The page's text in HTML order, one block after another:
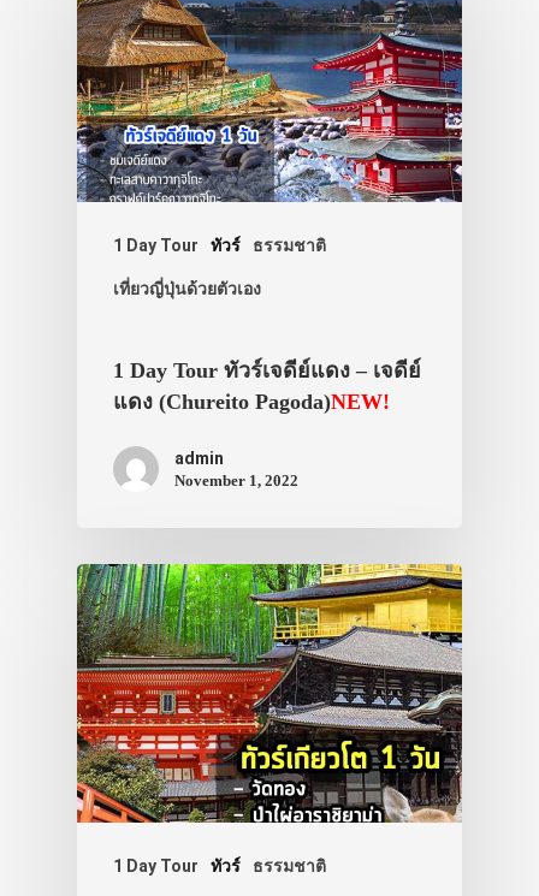
1 Day Tour ทัวร์ ธรรมชาติ
เที่ยวญี่ปุ่นด้วยตัวเอง
1 Day Tour ทัวร์เจดีย์แดง – เจดีย์
แดง (Chureito Pagoda)NEW!
admin
November 1, 2022
1 Day Tour ทัวร์ ธรรมชาติ
ประเทศญี่ปุ่น
เที่ยวญี่ปุ่นด้ว
เอง
รถบัส
เดินทาง
ทัวร์